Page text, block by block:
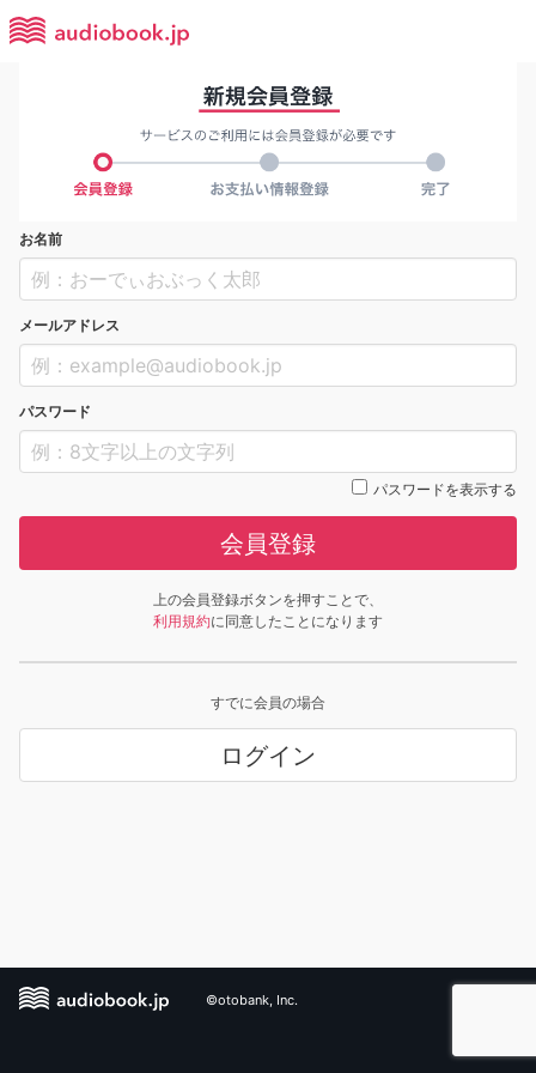
お名前
メールアドレス
パスワード
パスワードを表示する
会員登録
上の会員登録ボタンを押すことで、
利用規約に同意したことになります
すでに会員の場合
ログイン
©otobank, Inc.